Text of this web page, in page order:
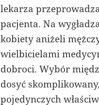
lekarza
pacjenta. Na
kobiety aniżeli
wielbicielami
dobroci. Wybór
dosyć
pojedynczych